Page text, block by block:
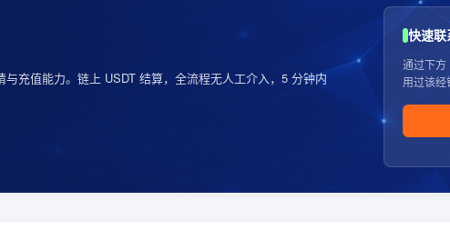
充值能力。链上 USDT 结算，全流程无人工介入，5 分钟内
快速联
通过下方
用过该经